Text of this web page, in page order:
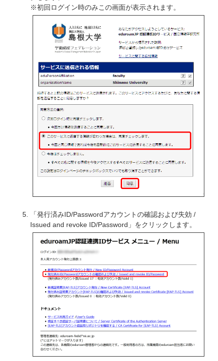
※初回ログイン時のみこの画面が表示されます。
「発行済みID/Passwordアカウントの確認および失効 /
Issued and revoke ID/Password」をクリックします。